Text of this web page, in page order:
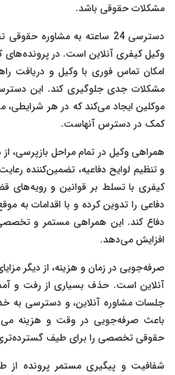
مشکلات حقوقی باشد.
دسترسی 24 ساعته به مشاوره
وکیل کیفری آنلاین است. در پرونده‌های
امکان تماس فوری با وکیل و دریافت
مشکلات جدی جلوگیری کند. این
موکلین ایجاد می‌کند که در هر
کمک در دسترس آنهاست.
همراهی وکیل در تمام مراحل بازپرسی،
و تنظیم لوایح دفاعیه، تضمین‌کننده
کیفری با تسلط بر قوانین و رویه‌های
دفاعی را تدوین کرده و با اقدامات به
دفاع کند. این همراهی مستمر و
افزایش می‌دهد.
صرفه‌جویی در زمان و هزینه، از دیگر
آنلاین است. حذف بسیاری از رفت و
جلسات مشاوره آنلاین، و دسترسی به
باعث صرفه‌جویی در وقت و هزینه
حقوقی تخصصی را برای طیف گسترده‌تری
شفافیت و پیگیری مستمر پرونده از